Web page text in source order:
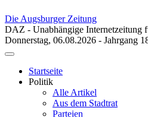
Die Augsburger Zeitung
DAZ - Unabhängige Internetzeitung
Donnerstag, 06.08.2026 - Jahrgang
Toggle
navigationStartseite
Politik
Alle Artikel
Aus dem Stadtrat
Parteien